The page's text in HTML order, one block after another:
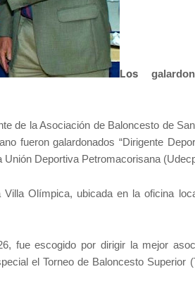
Los
de la Asociación de Baloncesto de
fueron galardonados “Dirigente
Unión Deportiva Petromacorisana
Olímpica, ubicada en la oficina
fue escogido por dirigir la mejor
el Torneo de Baloncesto Superior